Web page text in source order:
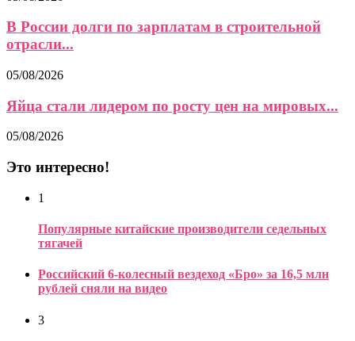
В России долги по зарплатам в строительной
отрасли...
05/08/2026
Яйца стали лидером по росту цен на мировых...
05/08/2026
Это интересно!
1
Популярные китайские производители седельных
тягачей
Российский 6-колесный вездеход «Бро» за 16,5 млн
рублей сняли на видео
3